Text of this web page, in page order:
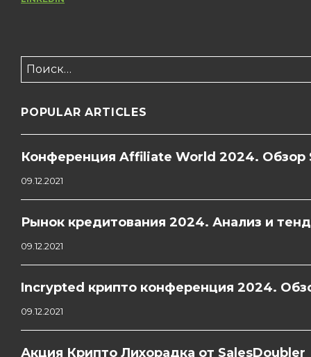
Найти:
POPULAR ARTICLES
Конференция Affiliate World 2024. Обзор
09.12.2021
Рынок кредитования 2024. Анализ и
09.12.2021
Incrypted крипто конференция 2024.
09.12.2021
Акция Крипто Лихорадка от SalesDoubler